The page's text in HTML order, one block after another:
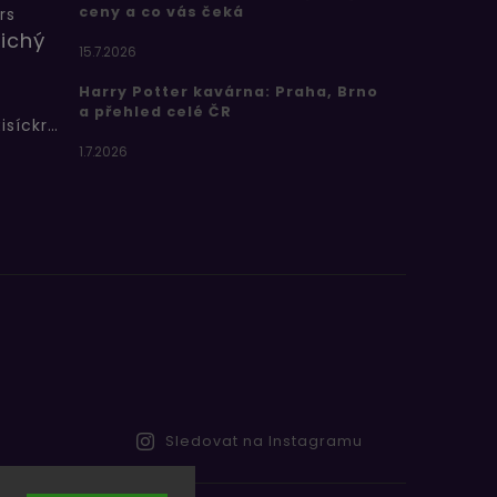
Bertíkovy fazolky tisíckrát jinak
ceny a co vás čeká
15.7.2026
Harry Potter kavárna: Praha, Brno
a přehled celé ČR
1.7.2026
Sledovat na Instagramu